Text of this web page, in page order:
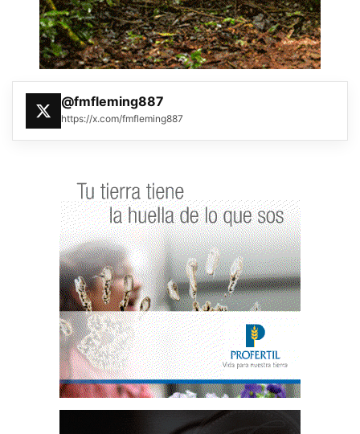
@fmfleming887
https://x.com/fmfleming887